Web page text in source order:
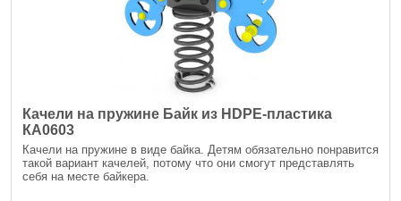
Качели на пружине Байк из HDPE-пластика
КА0603
Качели на пружине в виде байка. Детям обязательно понравится
такой вариант качелей, потому что они смогут представлять
себя на месте байкера.